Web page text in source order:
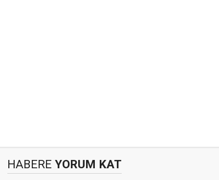
HABERE YORUM KAT